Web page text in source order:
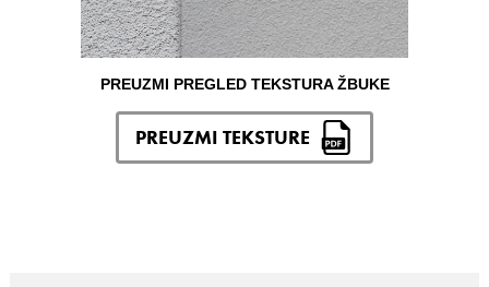
PREUZMI PREGLED TEKSTURA ŽBUKE
PREUZMI TEKSTURE